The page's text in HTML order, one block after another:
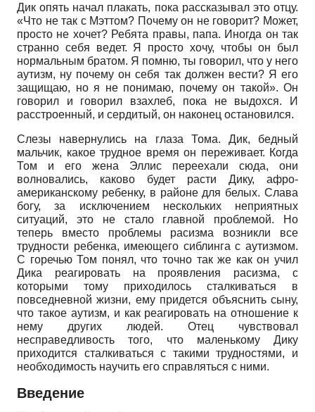
Дик опять начал плакать, пока рассказывал это отцу.
«Что не так с Мэттом? Почему он не говорит? Может,
просто не хочет? Ребята правы, папа. Иногда он так
странно себя ведет. Я просто хочу, чтобы он был
нормальным братом. Я помню, ты говорил, что у него
аутизм, ну почему он себя так должен вести? Я его
защищаю, но я не понимаю, почему он такой». Он
говорил и говорил взахлеб, пока не выдохся. И
расстроенный, и сердитый, он наконец остановился.
Слезы навернулись на глаза Тома. Дик, бедный
мальчик, какое трудное время он переживает. Когда
Том и его жена Эллис переехали сюда, они
волновались, каково будет расти Дику, афро-
американскому ребенку, в районе для белых. Слава
богу, за исключением нескольких неприятных
ситуаций, это не стало главной проблемой. Но
теперь вместо проблемы расизма возникли все
трудности ребенка, имеющего сиблинга с аутизмом.
С горечью Том понял, что точно так же как он учил
Дика реагировать на проявления расизма, с
которыми тому приходилось сталкиваться в
повседневной жизни, ему придется объяснить сыну,
что такое аутизм, и как реагировать на отношение к
нему других людей. Отец чувствовал
несправедливость того, что маленькому Дику
приходится сталкиваться с такими трудностями, и
необходимость научить его справляться с ними.
Введение